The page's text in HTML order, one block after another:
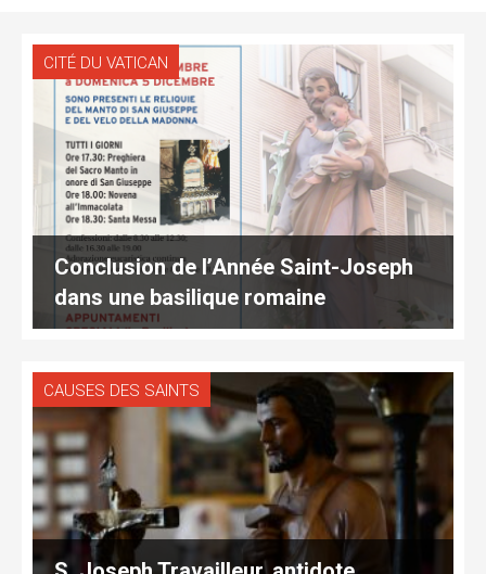
CITÉ DU VATICAN
Conclusion de l’Année Saint-Joseph
dans une basilique romaine
CAUSES DES SAINTS